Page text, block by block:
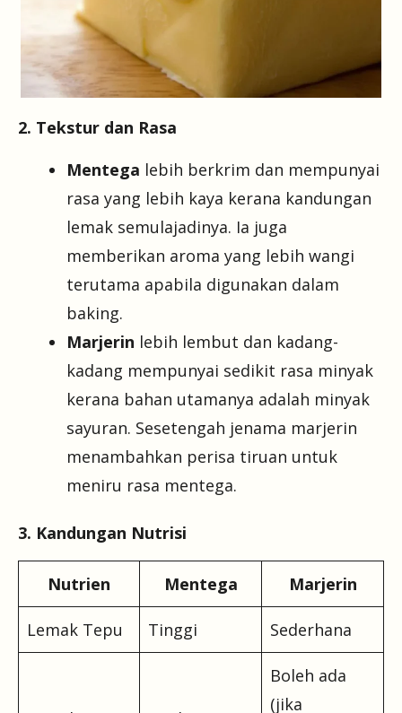
2. Tekstur dan Rasa
Mentega lebih berkrim dan mempunyai
rasa yang lebih kaya kerana kandungan
lemak semulajadinya. Ia juga
memberikan aroma yang lebih wangi
terutama apabila digunakan dalam
baking.
Marjerin lebih lembut dan kadang-
kadang mempunyai sedikit rasa minyak
kerana bahan utamanya adalah minyak
sayuran. Sesetengah jenama marjerin
menambahkan perisa tiruan untuk
meniru rasa mentega.
3. Kandungan Nutrisi
Nutrien Mentega Marjerin
Lemak Tepu Tinggi Sederhana
Boleh ada
(jika